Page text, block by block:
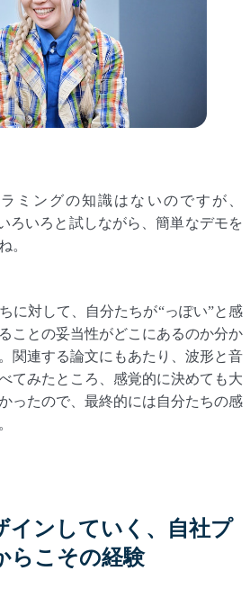
ミングの知識はないのですが、
ろいろと試しながら、簡単なデモを
。
対して、自分たちが“っぽい”と感
ことの妥当性がどこにあるのか分か
関連する論文にもあたり、波形と音
てみたところ、感覚的に決めても大
ったので、最終的には自分たちの感
インしていく、自社プ
らこその経験